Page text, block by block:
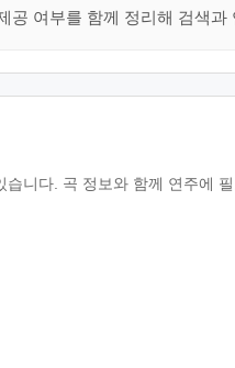
공 여부를 함께 정리해 검색
니다. 곡 정보와 함께 연주에